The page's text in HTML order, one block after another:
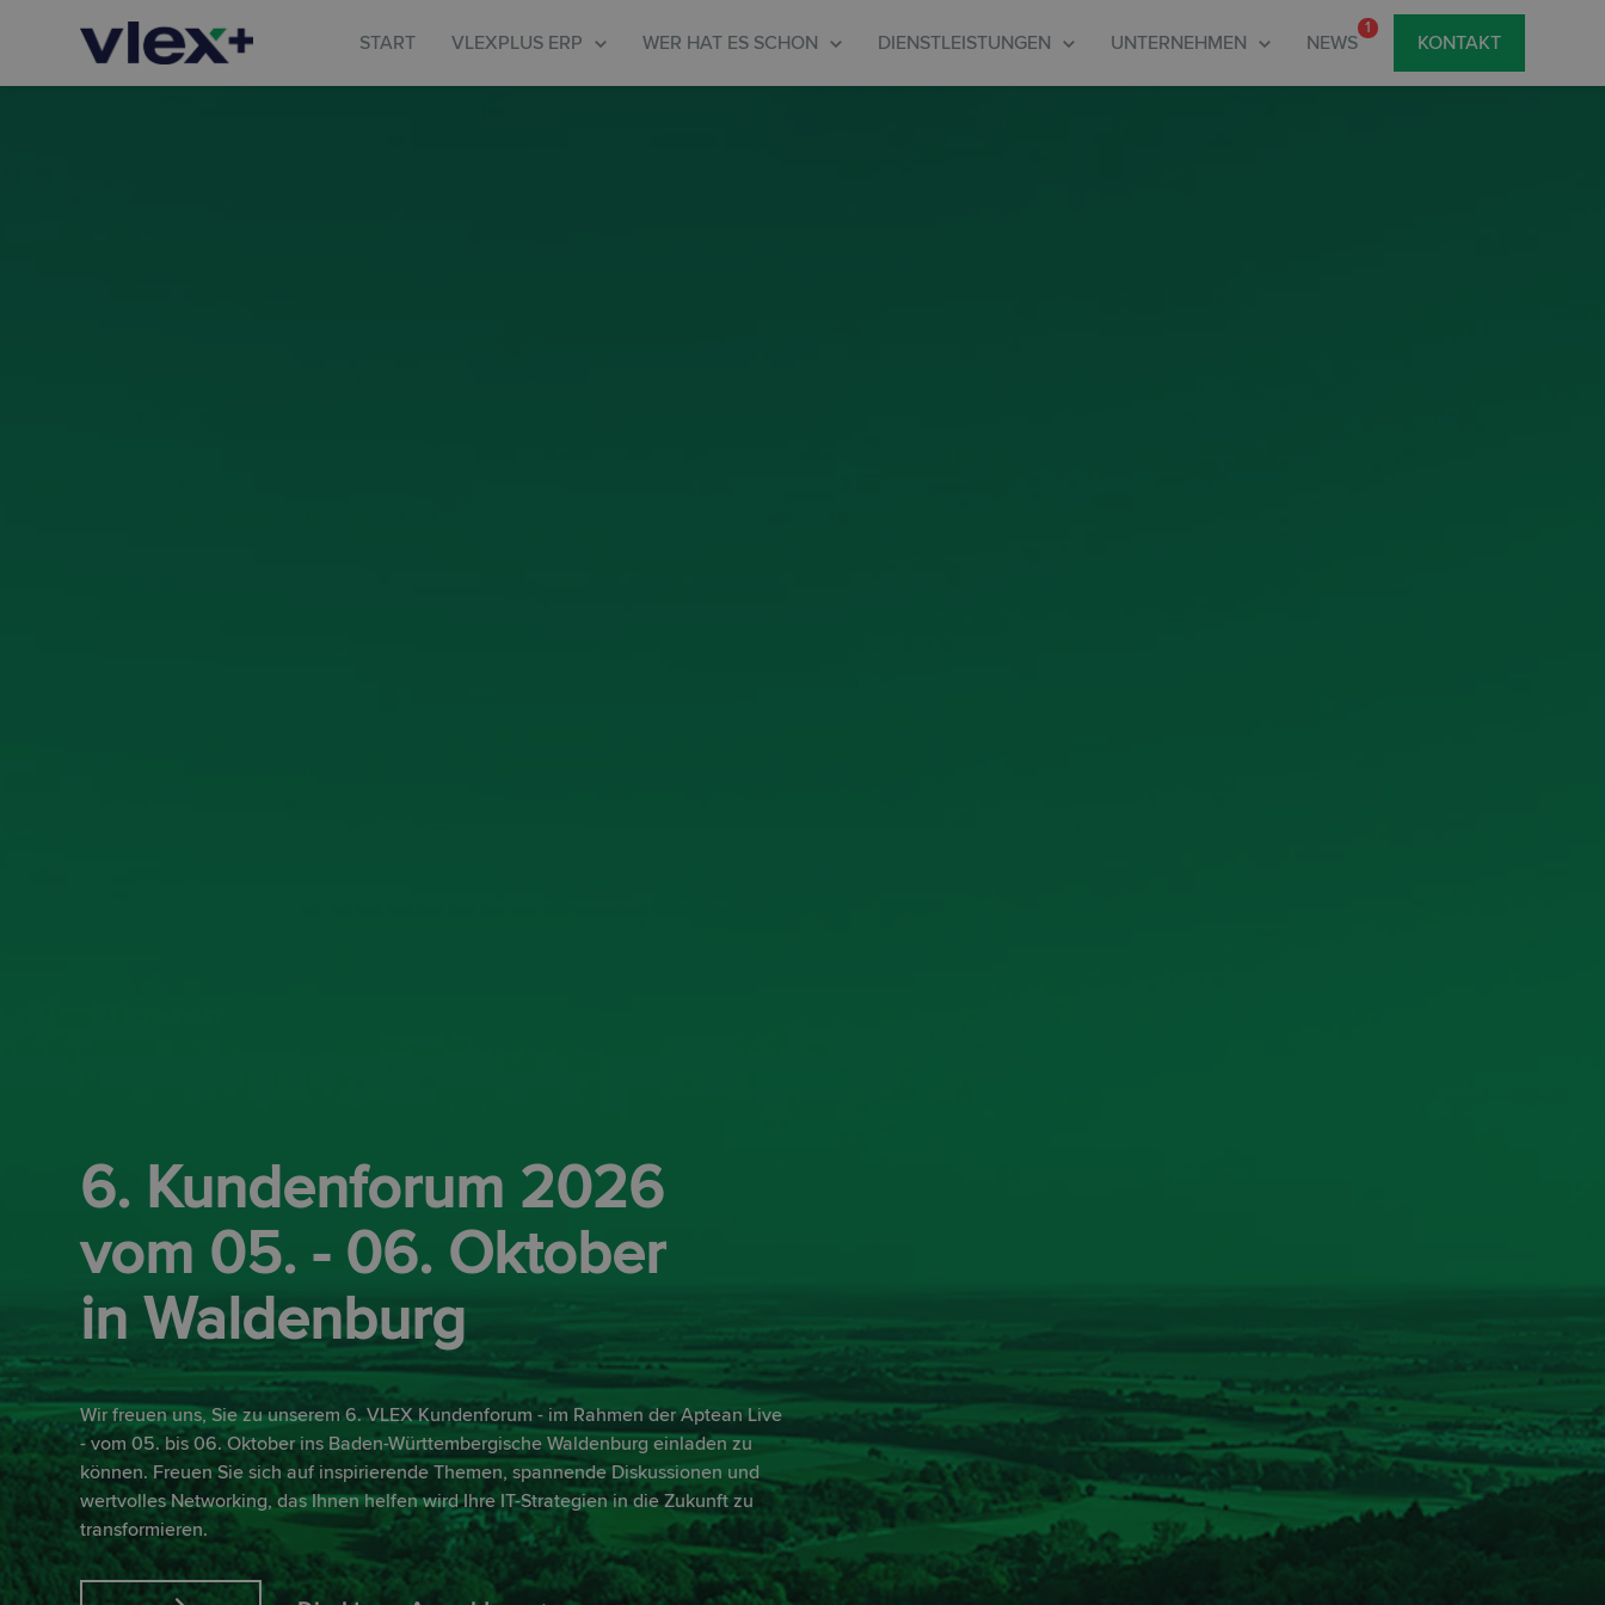
START VLEXPLUS ERP WER HAT ES SCHON DIENSTLEISTUNGEN UNTERNEHMEN NEWS
1
KONTAKT
6. Kundenforum 2026
vom 05. - 06. Oktober
in Waldenburg
Wir freuen uns, Sie zu unserem 6. VLEX Kundenforum - im Rahmen der Aptean Live
- vom 05. bis 06. Oktober ins Baden-Württembergische Waldenburg einladen zu
können. Freuen Sie sich auf inspirierende Themen, spannende Diskussionen und
wertvolles Networking, das Ihnen helfen wird Ihre IT-Strategien in die Zukunft zu
transformieren.